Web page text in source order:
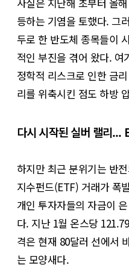
등하는 기염을 토했다. 그
두로 한 반도체 종목들이
적인 부진을 겪어 왔다. 여
정학적 리스크로 인한 금
리를 위축시킨 점도 하방
다시 시작된 실버 랠리...
하지만 최근 분위기는 반
지수펀드(ETF) 거래가 폭
개인 투자자들의 자금이
다. 지난 1월 온스당
격은 현재 80달러 선에서
는 모양새다.